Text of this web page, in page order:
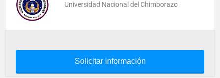
Universidad Nacional del Chimborazo
Solicitar información